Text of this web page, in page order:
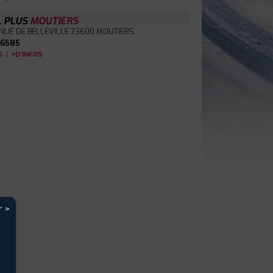
PLUSMOUTIERS
DE BELLEVILLE73600 MOUTIERS
| +D'INFOS
>